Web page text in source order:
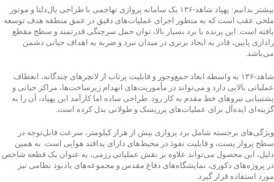
بیشتر بدانیم: پهپاد شاهد‑۱۳۶ یک سامانه پروازی تهاجمی با طراحی بال‌دلتا و موتور
ملخی عقب است که به منظور اجرای عملیات‌های دقیق در عمق منطقه هدف توسعه
یافته است. این پرنده با برد بسیار بالا، توان حمل سرجنگی قدرتمند و سطح مقطع
راداری پایین، قادر به ایجاد برتری در میدان نبرد و ضربه به اهداف حیاتی دشمن
می‌باشد.
شاهد‑۱۳۶ به واسطه ابعاد جمع‌وجور و قابلیت پرتاب از لانچرهای چندگانه، انعطاف
عملیاتی بالایی دارد و می‌تواند در مأموریت‌های انهدام زیرساخت‌ها، مراکز حیاتی و
پشتیبانی نیروهای خط مقدم به کار رود. طراحی ساده اما کارآمد این پهپاد، آن را به
گزینه‌ای ایده‌آل برای عملیات‌های پرریسک و طولانی بدل کرده است.
ویژگی‌های برجسته شامل برد پروازی بیش از هزار کیلومتر، سرعت قابل‌توجه در
سطح پرواز پست، و قابلیت نفوذ در محیط‌های دارای پدافند هوایی است. به همین
دلیل، این محصول می‌تواند علاوه بر نقش عملیاتی رزمی، به عنوان یک قطعه شاخص
در پروژه‌های دکوری، نمایشگاه‌های دفاع مقدس و مجموعه‌های یادبود نظامی نیز
مورد استفاده قرار گیرد.